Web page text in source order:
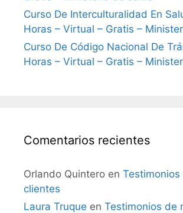
Curso De Interculturalidad En
Horas – Virtual – Gratis –
Curso De Código Nacional De
Horas – Virtual – Gratis –
Comentarios recientes
Orlando Quintero en
clientes
Laura Truque en Testimonios de